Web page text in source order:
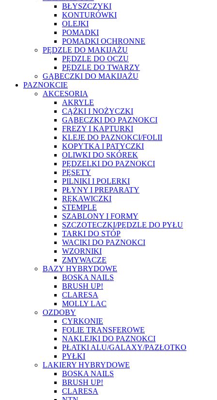
BŁYSZCZYKI
KONTURÓWKI
OLEJKI
POMADKI
POMADKI OCHRONNE
PĘDZLE DO MAKIJAŻU
PĘDZLE DO OCZU
PĘDZLE DO TWARZY
GĄBECZKI DO MAKIJAŻU
PAZNOKCIE
AKCESORIA
AKRYLE
CĄŻKI I NOŻYCZKI
GĄBECZKI DO PAZNOKCI
FREZY I KAPTURKI
KLEJE DO PAZNOKCI/FOLII
KOPYTKA I PATYCZKI
OLIWKI DO SKÓREK
PĘDZELKI DO PAZNOKCI
PĘSETY
PILNIKI I POLERKI
PŁYNY I PREPARATY
RĘKAWICZKI
STEMPLE
SZABLONY I FORMY
SZCZOTECZKI/PĘDZLE DO PYŁU
TARKI DO STÓP
WACIKI DO PAZNOKCI
WZORNIKI
ZMYWACZE
BAZY HYBRYDOWE
BOSKA NAILS
BRUSH UP!
CLARESA
MOLLY LAC
OZDOBY
CYRKONIE
FOLIE TRANSFEROWE
NAKLEJKI DO PAZNOKCI
PŁATKI ALU/GALAXY/PAZŁOTKO
PYŁKI
LAKIERY HYBRYDOWE
BOSKA NAILS
BRUSH UP!
CLARESA